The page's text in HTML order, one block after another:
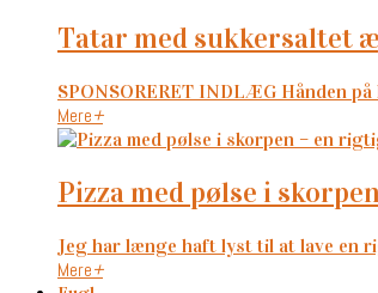
tatar med sukkersaltet
SPONSORERET INDLÆG Hånden
Mere+
pizza med pølse i
Jeg har længe haft lyst til at lave en
Mere+